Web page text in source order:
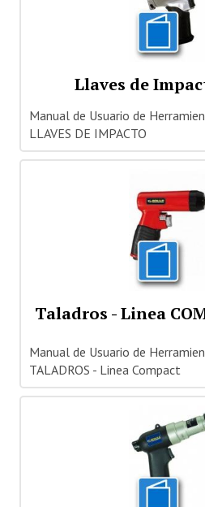
Llaves de
Manual de Usuario de
LLAVES DE IMPACTO
Taladros - Linea
Manual de Usuario de
TALADROS - Linea Compact